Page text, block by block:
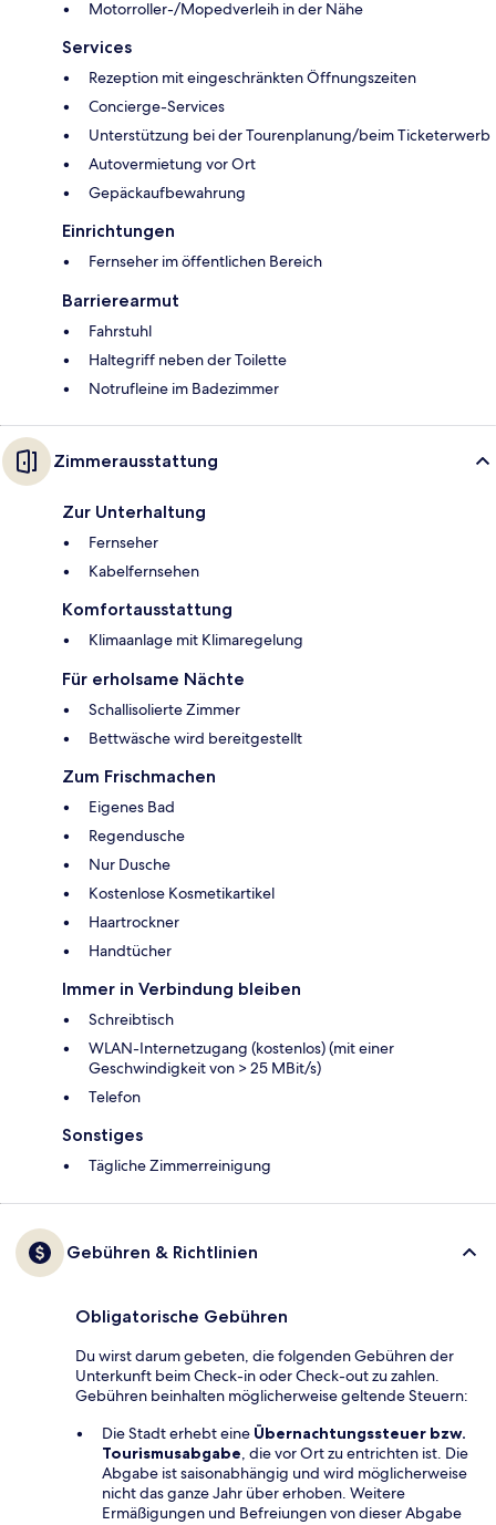
Motorroller-/Mopedverleih in der Nähe
Services
Rezeption mit eingeschränkten Öffnungszeiten
Concierge-Services
Unterstützung bei der Tourenplanung/beim Ticketerwerb
Autovermietung vor Ort
Gepäckaufbewahrung
Einrichtungen
Fernseher im öffentlichen Bereich
Barrierearmut
Fahrstuhl
Haltegriff neben der Toilette
Notrufleine im Badezimmer
Zimmerausstattung
Zur Unterhaltung
Fernseher
Kabelfernsehen
Komfortausstattung
Klimaanlage mit Klimaregelung
Für erholsame Nächte
Schallisolierte Zimmer
Bettwäsche wird bereitgestellt
Zum Frischmachen
Eigenes Bad
Regendusche
Nur Dusche
Kostenlose Kosmetikartikel
Haartrockner
Handtücher
Immer in Verbindung bleiben
Schreibtisch
WLAN-Internetzugang (kostenlos) (mit einer
Geschwindigkeit von > 25 MBit/s)
Telefon
Sonstiges
Tägliche Zimmerreinigung
Gebühren & Richtlinien
Obligatorische Gebühren
Du wirst darum gebeten, die folgenden Gebühren der
Unterkunft beim Check-in oder Check-out zu zahlen.
Gebühren beinhalten möglicherweise geltende Steuern:
Die Stadt erhebt eine Übernachtungssteuer bzw.
Tourismusabgabe, die vor Ort zu entrichten ist. Die
Abgabe ist saisonabhängig und wird möglicherweise
nicht das ganze Jahr über erhoben. Weitere
Ermäßigungen und Befreiungen von dieser Abgabe